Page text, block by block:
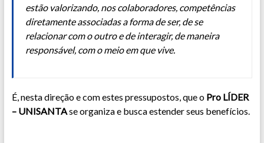
estão valorizando, nos colaboradores, competências
diretamente associadas a forma de ser, de se
relacionar com o outro e de interagir, de maneira
responsável, com o meio em que vive.
É, nesta direção e com estes pressupostos, que o Pro LÍDER
– UNISANTAse organiza e busca estender seus benefícios.